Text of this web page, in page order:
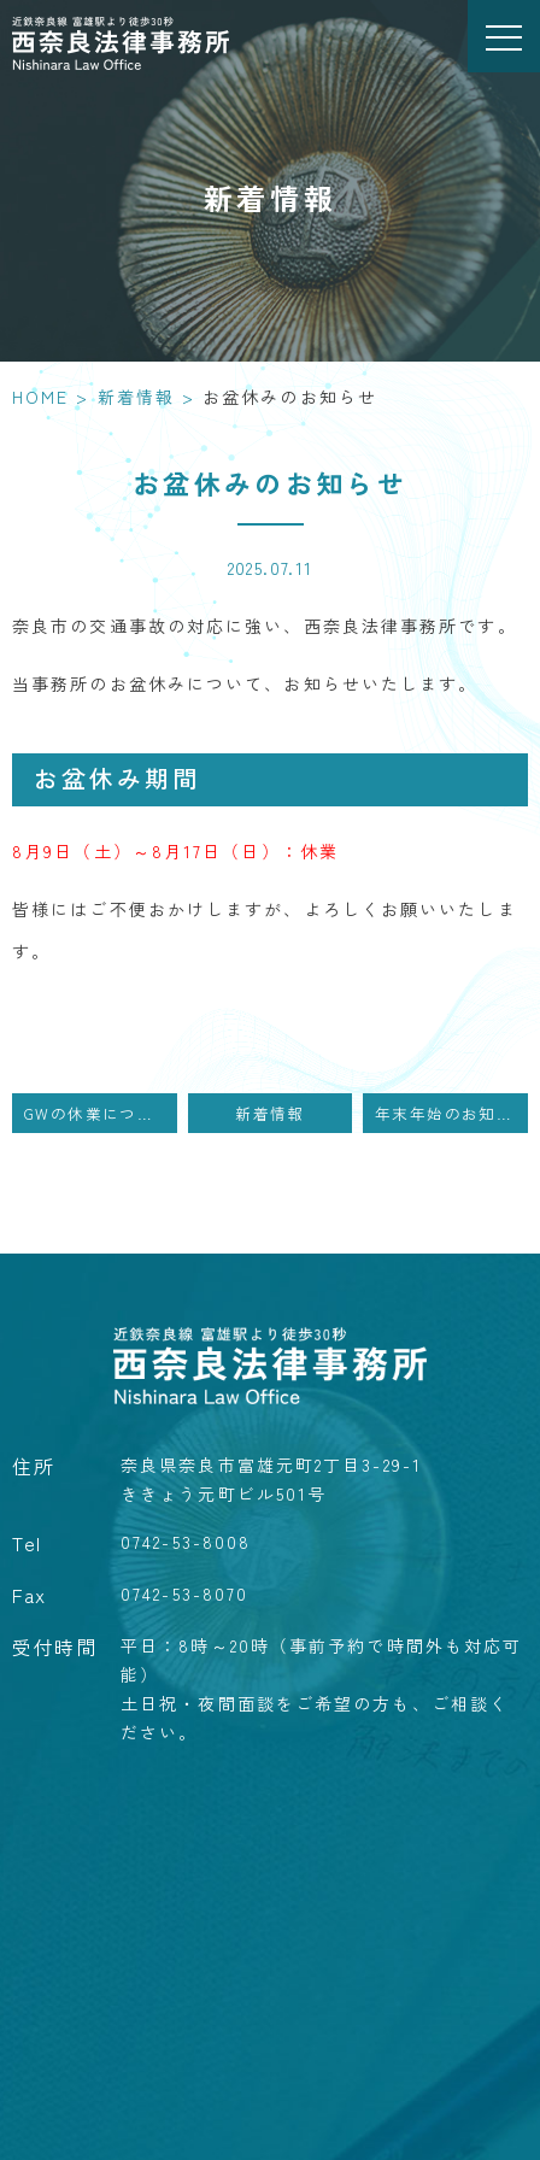
新着情報
HOME > 新着情報 > お盆休みのお知らせ
お盆休みのお知らせ
2025.07.11
奈良市の交通事故の対応に強い、西奈良法律事務所です。
当事務所のお盆休みについて、お知らせいたします。
お盆休み期間
8月9日（土）～8月17日（日）：休業
皆様にはご不便おかけしますが、よろしくお願いいたしま
す。
GWの休業について 新着情報 年末年始のお知らせ
住所
奈良県奈良市富雄元町2丁目3-29-1
ききょう元町ビル501号
Tel 0742-53-8008
Fax 0742-53-8070
受付時間
平日：8時～20時（事前予約で時間外も対応可
能）
土日祝・夜間面談をご希望の方も、ご相談く
ださい。